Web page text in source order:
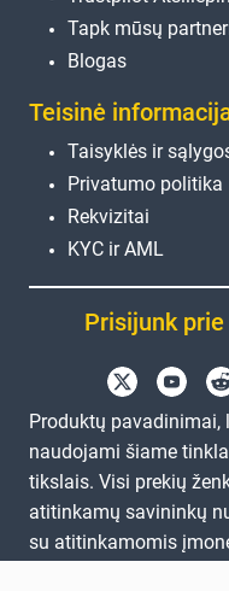
Tapk mūsų
Blogas
Teisinė
Taisyklės ir
Privatumo politika
Rekvizitai
KYC ir AML
Prisijunk
Produktų pavadinimai,
naudojami šiame
tikslais. Visi prekių
atitinkamų savininkų
su atitinkamomis